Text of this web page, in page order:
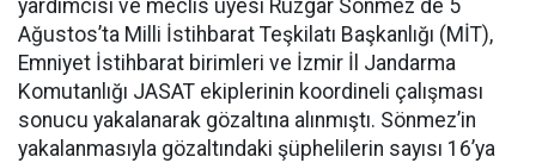
yardımcısı ve meclis üyesi Rüzgar Sönmez de 5
Ağustos’ta Milli İstihbarat Teşkilatı Başkanlığı (MİT),
Emniyet İstihbarat birimleri ve İzmir İl Jandarma
Komutanlığı JASAT ekiplerinin koordineli çalışması
sonucu yakalanarak gözaltına alınmıştı. Sönmez’in
yakalanmasıyla gözaltındaki şüphelilerin sayısı 16’ya